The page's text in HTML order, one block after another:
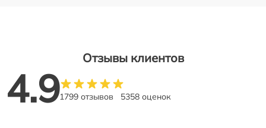
Отзывы клиентов
4.91799 отзывов 5358 оценок